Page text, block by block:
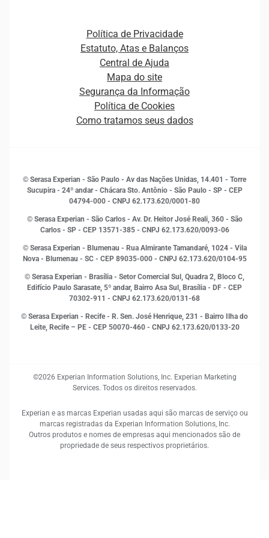
Plataformas e Motores de decisão
Curso Gratuito de Saúde Financeira
Empreendedorismo
Estudos e Pesquisas
Inovação e Tecnologia
Leis e impostos
Marketing
Open Finance
Proteção de Dados
Sustentabilidade Corporativa
Distribuidores e representantes
Estrutura Organizacional
Sala de Imprensa
Política de Privacidade
Estatuto, Atas e Balanços
Central de Ajuda
Mapa do site
Segurança da Informação
Política de Cookies
Como tratamos seus dados
© Serasa Experian - São Paulo - Av das Nações Unidas, 14.401 - Torre
Sucupira - 24º andar - Chácara Sto. Antônio - São Paulo - SP - CEP
04794-000 - CNPJ 62.173.620/0001-80
© Serasa Experian - São Carlos - Av. Dr. Heitor José Reali, 360 - São
Carlos - SP - CEP 13571-385 - CNPJ 62.173.620/0093-06
© Serasa Experian - Blumenau - Rua Almirante Tamandaré, 1024 - Vila
Nova - Blumenau - SC - CEP 89035-000 - CNPJ 62.173.620/0104-95
© Serasa Experian - Brasília - Setor Comercial Sul, Quadra 2, Bloco C,
Edifício Paulo Sarasate, 5º andar, Bairro Asa Sul, Brasília - DF - CEP
70302-911 - CNPJ 62.173.620/0131-68
© Serasa Experian - Recife - R. Sen. José Henrique, 231 - Bairro Ilha do
Leite, Recife – PE - CEP 50070-460 - CNPJ 62.173.620/0133-20
©2026 Experian Information Solutions, Inc. Experian Marketing
Services. Todos os direitos reservados.
Experian e as marcas Experian usadas aqui são marcas de serviço ou
marcas registradas da Experian Information Solutions, Inc.
Outros produtos e nomes de empresas aqui mencionados são de
propriedade de seus respectivos proprietários.